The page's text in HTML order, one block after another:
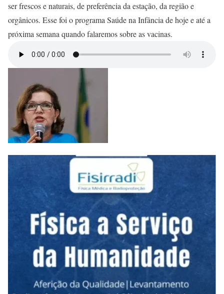
ser frescos e naturais, de preferência da estação, da região e
orgânicos. Esse foi o programa Saúde na Infância de hoje e até a
próxima semana quando falaremos sobre as vacinas.